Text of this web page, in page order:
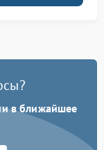
в ближайшее